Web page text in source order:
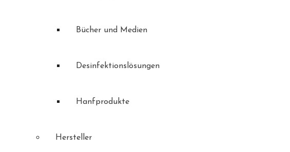
Bücher und Medien
Desinfektionslösungen
Hanfprodukte
Hersteller